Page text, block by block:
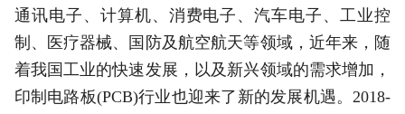
通讯电子、计算机、消费电子、汽车电子、工业控
制、医疗器械、国防及航空航天等领域，近年来，随
着我国工业的快速发展，以及新兴领域的需求增加，
印制电路板(PCB)行业也迎来了新的发展机遇。2018-